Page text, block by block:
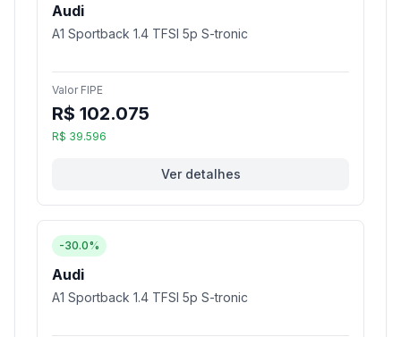
Audi
A1 Sportback 1.4 TFSI 5p S-tronic
Valor FIPE
R$ 102.075
R$ 39.596
Ver detalhes
-30.0%
Audi
A1 Sportback 1.4 TFSI 5p S-tronic